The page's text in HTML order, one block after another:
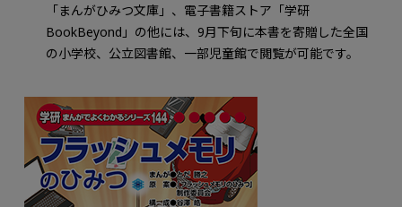
「まんがひみつ文庫」、電子書籍ストア「学研
BookBeyond」の他には、9月下旬に本書を寄贈した全国
の小学校、公立図書館、一部児童館で閲覧が可能です。